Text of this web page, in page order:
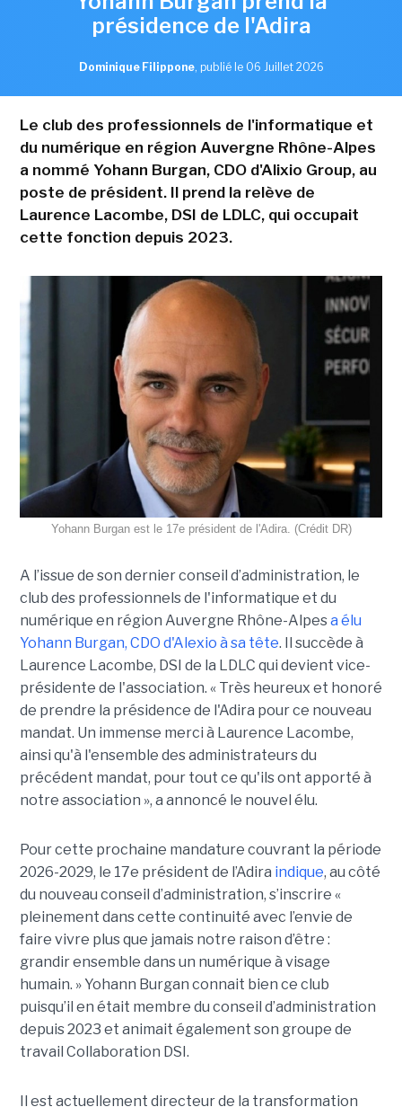
présidence de l'Adira
Dominique Filippone, publié le 06 Juillet 2026
Le club des professionnels de l'informatique et
du numérique en région Auvergne Rhône-Alpes
a nommé Yohann Burgan, CDO d'Alixio Group, au
poste de président. Il prend la relève de
Laurence Lacombe, DSI de LDLC, qui occupait
cette fonction depuis 2023.
Yohann Burgan est le 17e président de l'Adira. (Crédit DR)
A l’issue de son dernier conseil d’administration, le
club des professionnels de l'informatique et du
numérique en région Auvergne Rhône-Alpesa élu
Yohann Burgan, CDO d'Alexio à sa tête. Il succède à
Laurence Lacombe, DSI de la LDLC qui devient vice-
présidente de l'association. « Très heureux et honoré
de prendre la présidence de l'Adira pour ce nouveau
mandat. Un immense merci à Laurence Lacombe,
ainsi qu'à l'ensemble des administrateurs du
précédent mandat, pour tout ce qu'ils ont apporté à
notre association », a annoncé le nouvel élu.
Pour cette prochaine mandature couvrant la période
2026-2029, le 17e président de l’Adira indique, au côté
du nouveau conseil d’administration, s’inscrire «
pleinement dans cette continuité avec l’envie de
faire vivre plus que jamais notre raison d’être :
grandir ensemble dans un numérique à visage
humain. »Yohann Burgan connait bien ce club
puisqu’il en était membre du conseil d’administration
depuis 2023 et animait également son groupe de
travail Collaboration DSI.
Il est actuellement directeur de la transformation